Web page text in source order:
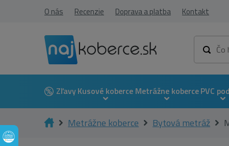
O nás Recenzie Doprava a platba Kontakt
ZľavyKusové koberce Metrážne kobercePVC
Metrážne koberce Bytová metráž